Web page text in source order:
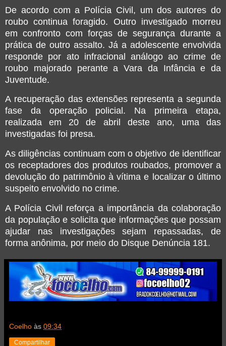
De acordo com a Polícia Civil, um dos autores do
roubo continua foragido. Outro investigado morreu
em confronto com forças de segurança durante a
prática de outro assalto. Já a adolescente envolvida
responde por ato infracional análogo ao crime de
roubo majorado perante a Vara da Infância e da
Juventude.
A recuperação das extensões representa a segunda
fase da operação policial. Na primeira etapa,
realizada em 20 de abril deste ano, uma das
investigadas foi presa.
As diligências continuam com o objetivo de identificar
os receptadores dos produtos roubados, promover a
devolução do patrimônio à vítima e localizar o último
suspeito envolvido no crime.
A Polícia Civil reforça a importância da colaboração
da população e solicita que informações que possam
ajudar nas investigações sejam repassadas, de
forma anônima, por meio do Disque Denúncia 181.
Coelho às 09:34
Compartilhar